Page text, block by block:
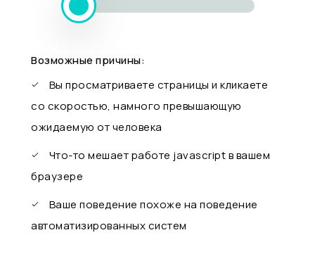
Возможные причины:
Вы просматриваете страницы и кликаете
со скоростью, намного превышающую
ожидаемую от человека
Что-то мешает работе javascript в вашем
браузере
Ваше поведение похоже на поведение
автоматизированных систем